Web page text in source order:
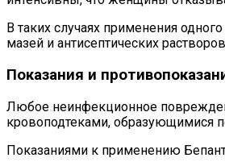
В таких случаях применения
мазей и антисептических
Показания и
Любое неинфекционное
кровоподтеками, образующимися
Показаниями к применению